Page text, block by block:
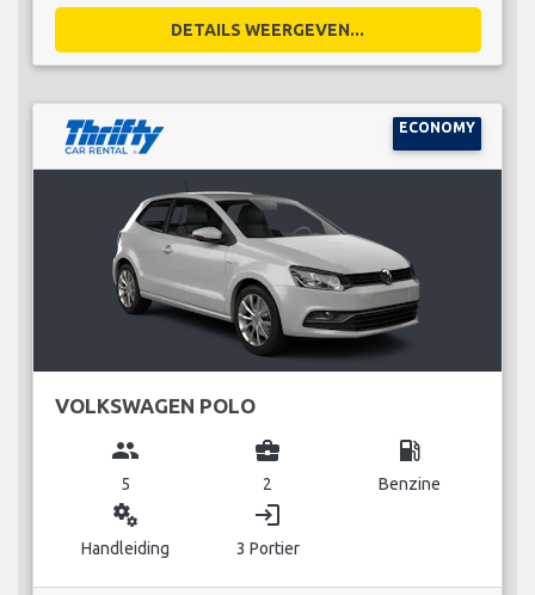
DETAILS WEERGEVEN...
ECONOMY
VOLKSWAGEN POLO
group
5
business_center
2
local_gas_station
Benzine
miscellaneous_services
Handleiding
login
3 Portier